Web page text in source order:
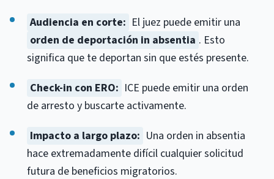
Audiencia en corte: El juez puede emitir una
orden de deportación in absentia . Esto
significa que te deportan sin que estés presente.
Check-in con ERO: ICE puede emitir una orden
de arresto y buscarte activamente.
Impacto a largo plazo: Una orden in absentia
hace extremadamente difícil cualquier solicitud
futura de beneficios migratorios.